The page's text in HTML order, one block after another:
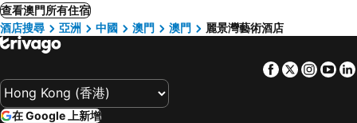
查看澳門所有住宿
酒店搜尋
亞洲 中國 澳門 澳門 麗景灣藝術酒店
Facebook
Twitter
在 Google 上新增